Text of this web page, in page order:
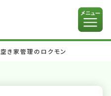
き家管理のロクモン